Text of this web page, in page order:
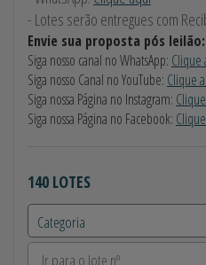
- Lotes serão entregues com
Envie sua proposta pós leilão:
Siga nosso canal no WhatsApp: Clique
Siga nosso Canal no YouTube: Clique
Siga nossa Página no Instagram:
Siga nossa Página no Facebook:
140 LOTES